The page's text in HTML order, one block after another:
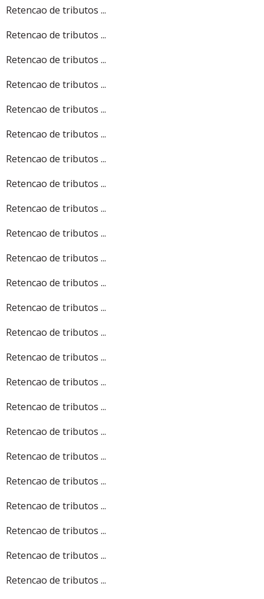
Retencao de tributos ...
Retencao de tributos ...
Retencao de tributos ...
Retencao de tributos ...
Retencao de tributos ...
Retencao de tributos ...
Retencao de tributos ...
Retencao de tributos ...
Retencao de tributos ...
Retencao de tributos ...
Retencao de tributos ...
Retencao de tributos ...
Retencao de tributos ...
Retencao de tributos ...
Retencao de tributos ...
Retencao de tributos ...
Retencao de tributos ...
Retencao de tributos ...
Retencao de tributos ...
Retencao de tributos ...
Retencao de tributos ...
Retencao de tributos ...
Retencao de tributos ...
Retencao de tributos ...